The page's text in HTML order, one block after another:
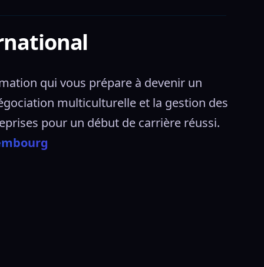
qui vous prépare à devenir un
multiculturelle et la gestion des
pour un début de carrière réussi.